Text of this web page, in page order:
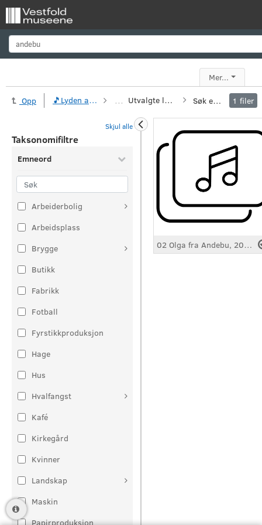
Mer...
Opp 🎵Lyden av Vestfold ... Utvalgte lydklipp Søk etter 1 filer
Skjul alle
Taksonomifiltre
Emneord
Arbeiderbolig
Arbeidsplass
Brygge
Butikk
Fabrikk
Fotball
Fyrstikkproduksjon
Hage
Hus
Hvalfangst
Kafé
Kirkegård
Kvinner
Landskap
Maskin
Papirproduksjon
02 Olga fra Andebu, 20.8.1977.mp3